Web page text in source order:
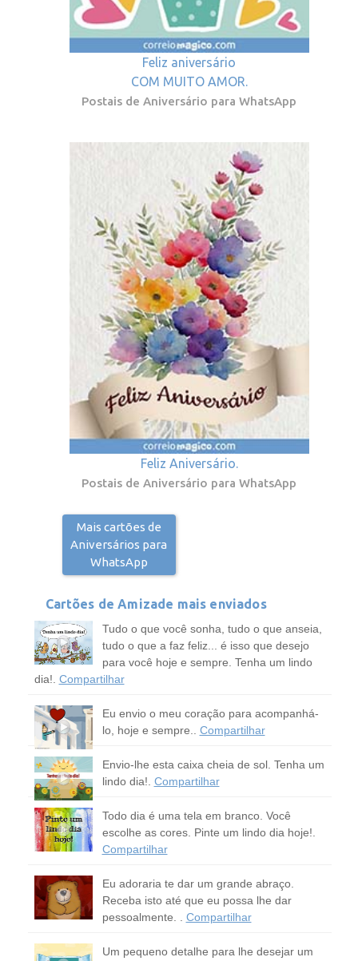
Feliz aniversário
COM MUITO AMOR.
Postais de Aniversário para WhatsApp
Feliz Aniversário.
Postais de Aniversário para WhatsApp
Mais cartões de
Aniversários para
WhatsApp
Cartões de Amizade mais enviados
Tudo o que você sonha, tudo o que anseia,
tudo o que a faz feliz... é isso que desejo
para você hoje e sempre. Tenha um lindo
dia!. Compartilhar
Eu envio o meu coração para acompanhá-
lo, hoje e sempre.. Compartilhar
Envio-lhe esta caixa cheia de sol. Tenha um
lindo dia!. Compartilhar
Todo dia é uma tela em branco. Você
escolhe as cores. Pinte um lindo dia hoje!.
Compartilhar
Eu adoraria te dar um grande abraço.
Receba isto até que eu possa lhe dar
pessoalmente. . Compartilhar
Um pequeno detalhe para lhe desejar um